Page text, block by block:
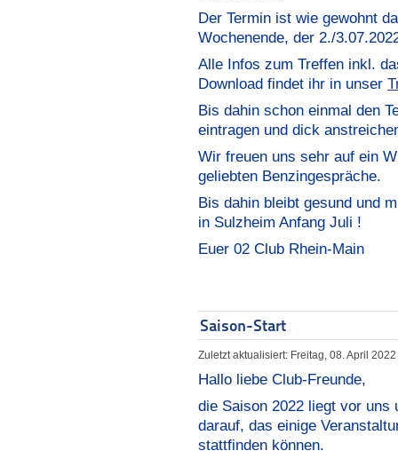
Der Termin ist wie gewohnt
Wochenende, der 2./
Alle Infos zum Treffen inkl.
Download findet ihr in unser
Bis dahin schon einmal den
eintragen und dick
Wir freuen uns sehr auf ein
geliebten Benzingespräche.
Bis dahin bleibt gesund und
in Sulzheim Anfang Juli !
Euer 02 Club Rhein-Main
Saison-Start
Zuletzt aktualisiert: Freitag, 08. April
Hallo liebe Club-Freunde,
die Saison 2022 liegt vor uns
darauf, das einige
stattfinden können.